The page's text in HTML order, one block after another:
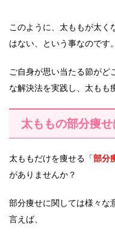
このように、太ももが太く
はない、という事なのです。
ご自身が思い当たる節がど
な解決法を実践し、太もも
太ももの部分痩せ
太ももだけを痩せる「部分
がありませんか？
部分痩せに関しては様々な
言えば、